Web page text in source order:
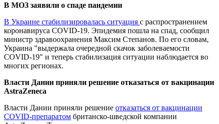
В МОЗ заявили о спаде пандемии
В Украине стабилизировалась ситуация с распространением
коронавируса COVID-19. Эпидемия пошла на спад, сообщил
министр здравоохранения Максим Степанов. По его словам,
Украина "выдержала очередной скачок заболеваемости
COVID-19" и теперь стабилизация ситуации наблюдается во
многих регионах.
Власти Дании приняли решение отказаться от вакцинации
AstraZeneca
Власти Дании приняли решение отказаться от вакцинации
COVID-препаратом британско-шведской компании